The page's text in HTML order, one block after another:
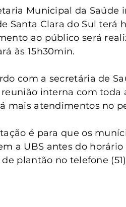
Santa Clara do Sul
Municipal da Saúde
Santa Clara do Sul terá
ao público será
às 15h30min.
com a secretária de
interna com toda
mais atendimentos no
é para que os
a UBS antes do
plantão no telefone (51)